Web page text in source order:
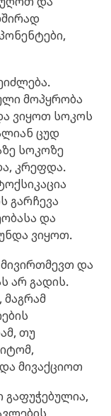
მოპყრობა
ვიყოთ სოკოს
ცუდ
სოკოზე
კრეფდა.
გარჩევა
და
ვიყოთ.
და
არ გადის.
თუ
მივაქციოთ
გაფუჭებულია,